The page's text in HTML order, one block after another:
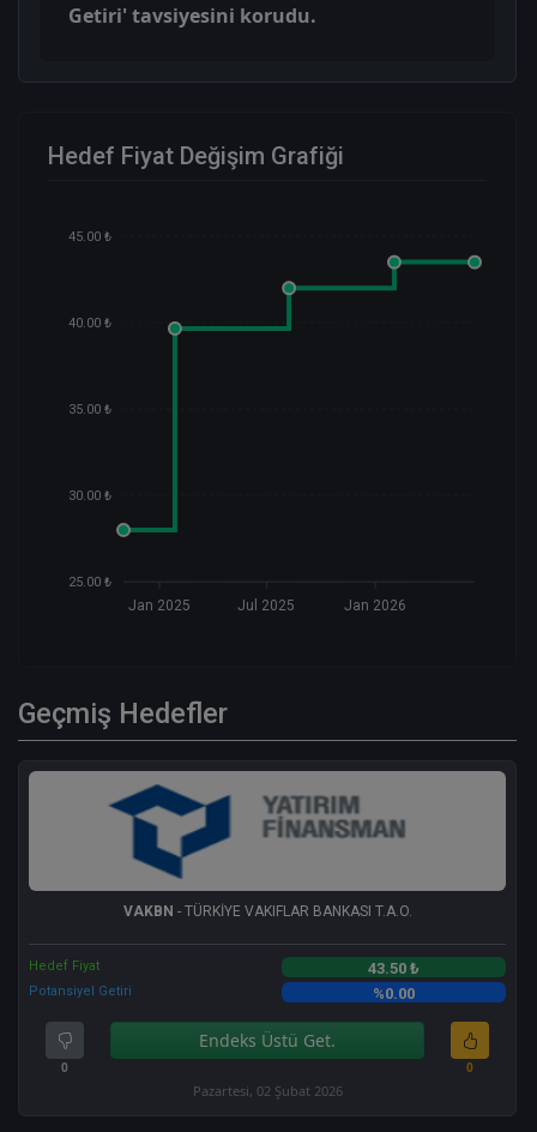
Getiri' tavsiyesini korudu.
Hedef Fiyat Değişim Grafiği
45.00 ₺
40.00 ₺
35.00 ₺
30.00 ₺
25.00 ₺
Jan 2025 Jul 2025 Jan 2026
Geçmiş Hedefler
VAKBN - TÜRKİYE VAKIFLAR BANKASI T.A.O.
Hedef Fiyat 43.50 ₺
Potansiyel Getiri %0.00
0
Endeks Üstü Get.
0
Pazartesi, 02 Şubat 2026